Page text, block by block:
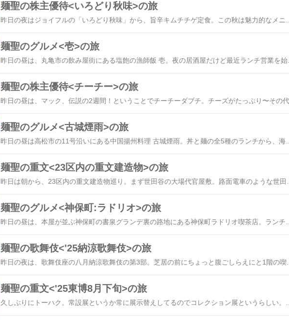
麺聖の株主優待<いろどり秋味>の旅
麺聖のグルメ<壱>の旅
昨日の昼は、丸亀市の飲み屋街にある塩飽の漁師飯 壱。夜の居酒屋だけど最近ランチ営業を始めた。煮付け・焼き魚定
麺聖の株主優待<チーチー>の旅
麺聖のグルメ<古城煙雨>の旅
昨日の昼は高松市の11号沿いにある中国揚州料理 古城煙雨。丼と麺の全5種のランチから、海老と玉子とトマトのチリソースの石鍋丼 (半)ワンタン麺1200円を選択。美味しいんだけど熱すぎてしばらく食べられない。麺なんか伸びてしまうし…。夏に石鍋はいかんなぁ(笑)。やはり冷麺やな！とん太の隣にあるというなかなか攻めの立地。座敷は昼は閉めて、テーブル席とカウンター席のみ。大将一人でやってるようで12時台に8人ほどしか来なかったので何とか回ってたけど、バラバラに5種類の注文が入ると大変そう。
麺聖の重文<23区内の重文建造物>の旅
麺聖のグルメ<神保町:ラドリオ>の旅
麺聖の歌舞伎<'25納涼歌舞伎>の旅
昨日の夜は、歌舞伎座の八月納涼歌舞伎の第3部。芝居の前にちょっと腹ごしらえにと1階の喫茶に寄ったら食事メニューはビーフシチューとライスだけだったので、モンブランとコーヒーにする。モンブラン充分解凍が出来てないな(笑)。演目は越後獅子と野田版 研辰の討たれ。越後獅子は、若手が踊ってたが、誰が誰だか分からない。でも途中でソロで踊った顔が丸い小柄な役者の踊りはキレッキレ！研辰は先代勘九郎(18代勘三郎)の当たり役。もう20年前になるのか、どうしても勘三郎のイメージと比べてしまう。ほぼ当て書きで芸風が違う勘九郎のギャグがすべってしまう。新悟は良かった。カーテンコールがあった。そうそう研辰の出身は羽床で墓もある。番頭さんによると18代目は金比羅に来たとき墓参りしたそうだ。
麺聖の重文<'25東博8月下旬>の旅